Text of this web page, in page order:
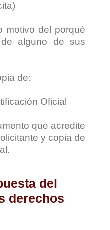
motivo del porqué
alguno de sus
de:
Oficial
que acredite
y copia de
del
derechos